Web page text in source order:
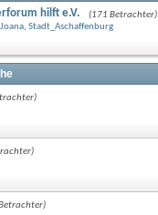
hilft e.V.
(171 Betrachter)
Joana, Stadt_Aschaffenburg